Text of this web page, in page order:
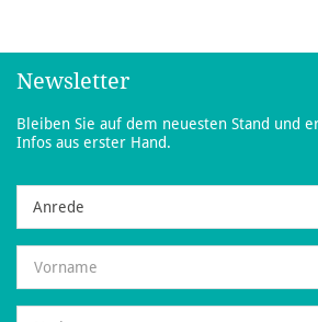
Newsletter
Bleiben Sie auf dem neuesten Stand und
Infos aus erster Hand.
Anrede